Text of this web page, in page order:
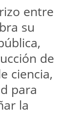
entre
su
de
ciencia,
para
la